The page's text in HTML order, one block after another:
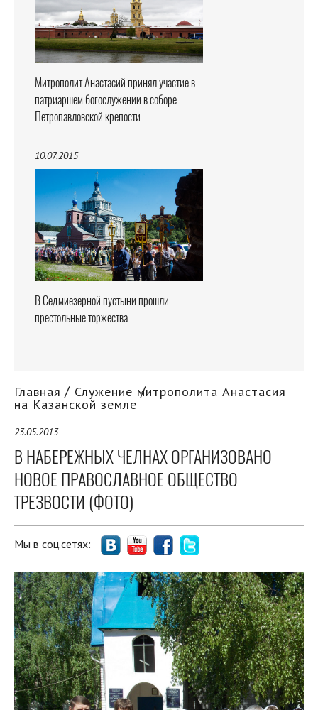
Митрополит Анастасий принял участие в
патриаршем богослужении в соборе
Петропавловской крепости
10.07.2015
В Седмиезерной пустыни прошли
престольные торжества
Главная Служение митрополита Анастасия
на Казанской земле
23.05.2013
В НАБЕРЕЖНЫХ ЧЕЛНАХ ОРГАНИЗОВАНО
НОВОЕ ПРАВОСЛАВНОЕ ОБЩЕСТВО
ТРЕЗВОСТИ (ФОТО)
Мы в соц.сетях: